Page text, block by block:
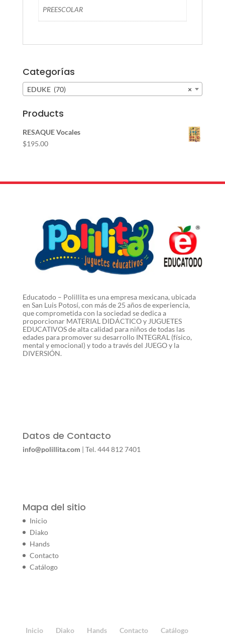
PREESCOLAR
Categorías
×
EDUKE (70)
Products
RESAQUE Vocales
$195.00
Educatodo – Polillita es una empresa mexicana, ubicada
en San Luis Potosí, con más de 25 años de experiencia,
que comprometida con la sociedad se dedica a
proporcionar MATERIAL DIDÁCTICO y JUGUETES
EDUCATIVOS de alta calidad para niños de todas las
edades para promover su desarrollo INTEGRAL (físico,
mental y emocional) y todo a través del JUEGO y la
DIVERSIÓN.
Datos de Contacto
info@polillita.com | Tel. 444 812 7401
Mapa del sitio
Inicio
Diako
Hands
Contacto
Catálogo
Inicio Diako Hands Contacto Catálogo